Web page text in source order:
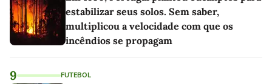
estabilizar seus solos. Sem saber,
multiplicou a velocidade com que os
incêndios se propagam
9 FUTEBOL